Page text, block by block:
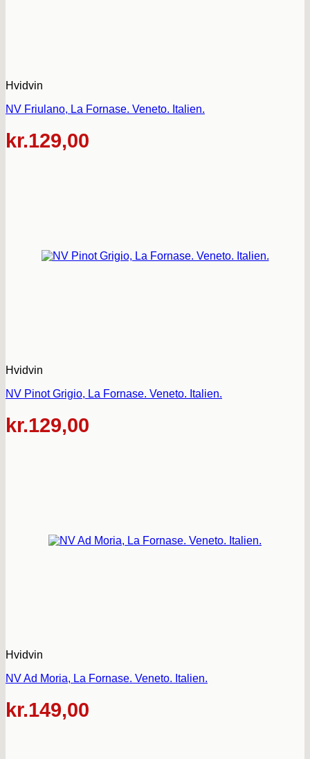
Hvidvin
NV Friulano, La Fornase. Veneto. Italien.
kr.129,00
Hvidvin
NV Pinot Grigio, La Fornase. Veneto. Italien.
kr.129,00
Hvidvin
NV Ad Moria, La Fornase. Veneto. Italien.
kr.149,00